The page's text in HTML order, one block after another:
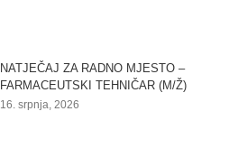
NATJEČAJ ZA RADNO MJESTO –
FARMACEUTSKI TEHNIČAR (M/Ž)
16. srpnja, 2026